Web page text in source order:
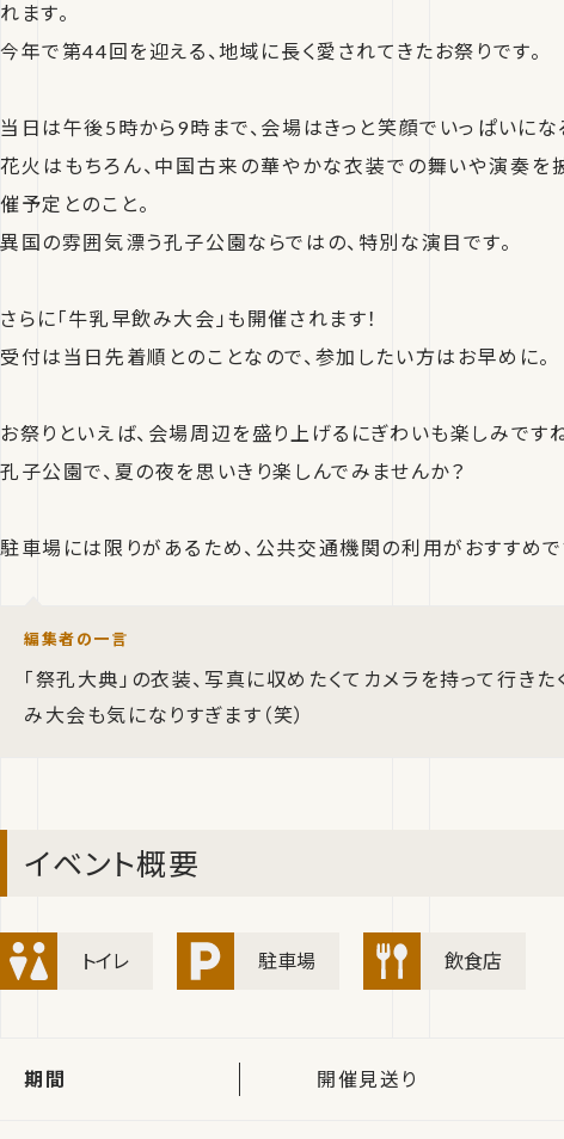
れます。
今年で第44回を迎える、地域に長く愛されてきたお祭りです。
当日は午後5時から9時まで、会場はきっと笑顔でいっぱいにな
花火はもちろん、中国古来の華やかな衣装での舞いや演奏を
催予定とのこと。
異国の雰囲気漂う孔子公園ならではの、特別な演目です。
さらに「牛乳早飲み大会」も開催されます！
受付は当日先着順とのことなので、参加したい方はお早めに。
お祭りといえば、会場周辺を盛り上げるにぎわいも楽しみですね
孔子公園で、夏の夜を思いきり楽しんでみませんか？
駐車場には限りがあるため、公共交通機関の利用がおすすめで
編集者の一言
「祭孔大典」の衣装、写真に収めたくてカメラを持って行きた
み大会も気になりすぎます（笑）
イベント概要
トイレ 駐車場 飲食店
期間 開催見送り